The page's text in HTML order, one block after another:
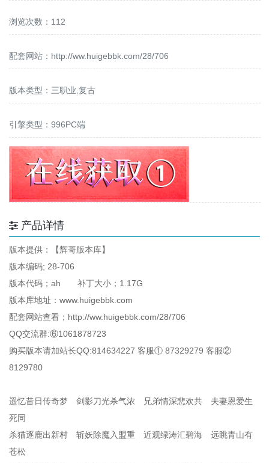
浏览次数：112
配套网站： http://ww.huigebbk.com/28/706
版本类型：三职业,复古
引擎类型：996PC端
产品详情
版本提供：【辉哥版本库】
版本编码; 28-706
版本代码；ah 补丁大小；1.17G
版本库地址：www.huigebbk.com
配套网站查看；http://ww.huigebbk.com/28/706
QQ交流群:⑥1061878723
购买版本请加站长QQ:814634227 客服① 87329279 客服②
8129780
遥忆昔日传奇梦 剑影刀光杀气浓 兄弟情深悲欢共 夫妻恩爱生
死同
杀猫逐鹿出新村 斩妖除魔入盟重 近观绿涛汇碧海 远眺青山有
苍松